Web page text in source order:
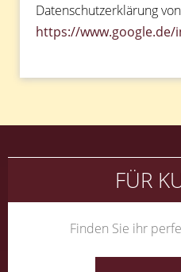
Datenschutzerklärung
https://
FÜR
Finden Sie ihr